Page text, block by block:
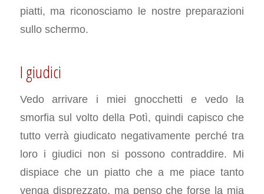
piatti, ma riconosciamo le nostre preparazioni
sullo schermo.
I giudici
Vedo arrivare i miei gnocchetti e vedo la
smorfia sul volto della Potì, quindi capisco che
tutto verrà giudicato negativamente perché tra
loro i giudici non si possono contraddire. Mi
dispiace che un piatto che a me piace tanto
venga disprezzato, ma penso che forse la mia